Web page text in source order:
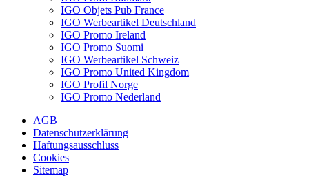
IGO Objets Pub France
IGO Werbeartikel Deutschland
IGO Promo Ireland
IGO Promo Suomi
IGO Werbeartikel Schweiz
IGO Promo United Kingdom
IGO Profil Norge
IGO Promo Nederland
AGB
Datenschutzerklärung
Haftungsausschluss
Cookies
Sitemap